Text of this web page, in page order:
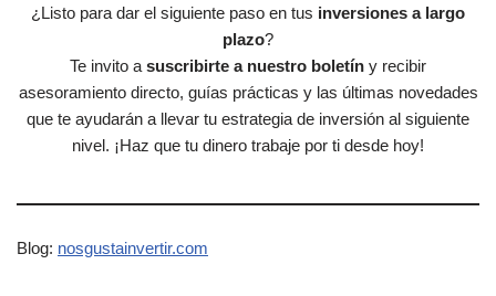
¿Listo para dar el siguiente paso en tus inversiones a largo
plazo?
Te invito asuscribirte a nuestro boletín y recibir
asesoramiento directo, guías prácticas y las últimas novedades
que te ayudarán a llevar tu estrategia de inversión al siguiente
nivel. ¡Haz que tu dinero trabaje por ti desde hoy!
Blog: nosgustainvertir.com